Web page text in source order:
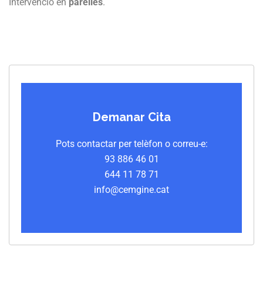
Demanar Cita
Pots contactar per telèfon o correu-e:
93 886 46 01
644 11 78 71
info@cemgine.cat